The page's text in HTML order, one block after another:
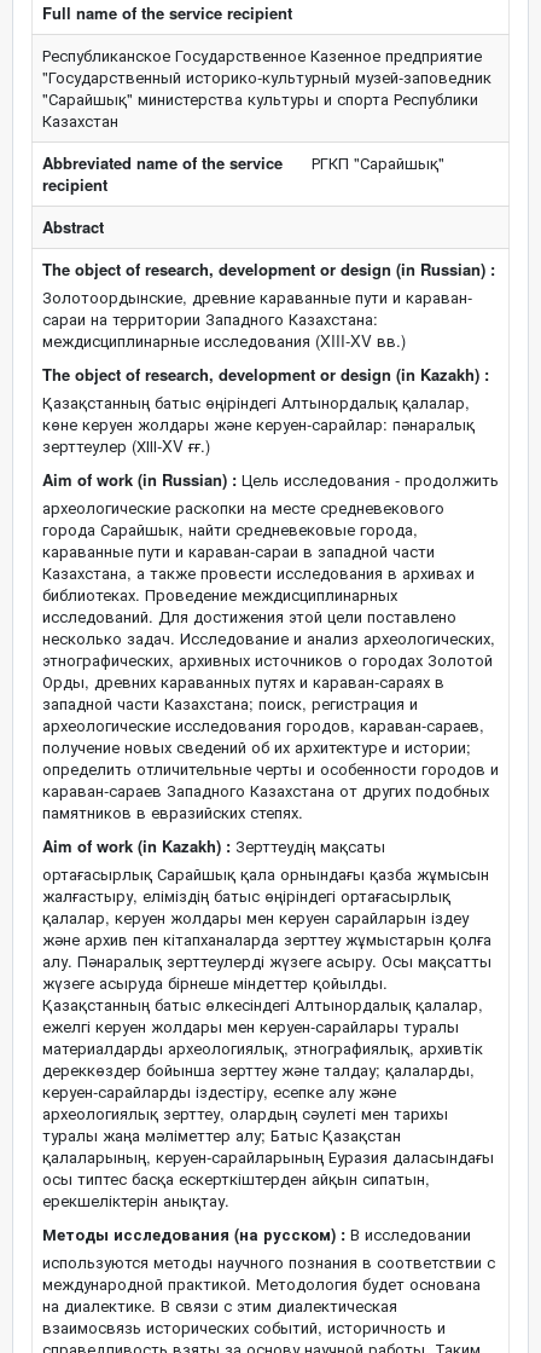
Full name of the service recipient
Республиканское Государственное Казенное предприятие
"Государственный историко-культурный музей-заповедник
"Сарайшық" министерства культуры и спорта Республики
Казахстан
Abbreviated name of the service
recipient
РГКП "Сарайшық"
Abstract
The object of research, development or design (in Russian) :
Золотоордынские, древние караванные пути и караван-
сараи на территории Западного Казахстана:
междисциплинарные исследования (XIII-XV вв.)
The object of research, development or design (in Kazakh) :
Қазақстанның батыс өңіріндегі Алтынордалық қалалар,
көне керуен жолдары және керуен-сарайлар: пәнаралық
зерттеулер (ХІІІ-XV ғғ.)
Aim of work (in Russian) : Цель исследования - продолжить
археологические раскопки на месте средневекового
города Сарайшык, найти средневековые города,
караванные пути и караван-сараи в западной части
Казахстана, а также провести исследования в архивах и
библиотеках. Проведение междисциплинарных
исследований. Для достижения этой цели поставлено
несколько задач. Исследование и анализ археологических,
этнографических, архивных источников о городах Золотой
Орды, древних караванных путях и караван-сараях в
западной части Казахстана; поиск, регистрация и
археологические исследования городов, караван-сараев,
получение новых сведений об их архитектуре и истории;
определить отличительные черты и особенности городов и
караван-сараев Западного Казахстана от других подобных
памятников в евразийских степях.
Aim of work (in Kazakh) : Зерттеудің мақсаты
ортағасырлық Сарайшық қала орнындағы қазба жұмысын
жалғастыру, еліміздің батыс өңіріндегі ортағасырлық
қалалар, керуен жолдары мен керуен сарайларын іздеу
және архив пен кітапханаларда зерттеу жұмыстарын қолға
алу. Пәнаралық зерттеулерді жүзеге асыру. Осы мақсатты
жүзеге асыруда бірнеше міндеттер қойылды.
Қазақстанның батыс өлкесіндегі Алтынордалық қалалар,
ежелгі керуен жолдары мен керуен-сарайлары туралы
материалдарды археологиялық, этнографиялық, архивтік
дереккөздер бойынша зерттеу және талдау; қалаларды,
керуен-сарайларды іздестіру, есепке алу және
археологиялық зерттеу, олардың сәулеті мен тарихы
туралы жаңа мәліметтер алу; Батыс Қазақстан
қалаларының, керуен-сарайларының Еуразия даласындағы
осы типтес басқа ескерткіштерден айқын сипатын,
ерекшеліктерін анықтау.
Методы исследования (на русском) : В исследовании
используются методы научного познания в соответствии с
международной практикой. Методология будет основана
на диалектике. В связи с этим диалектическая
взаимосвязь исторических событий, историчность и